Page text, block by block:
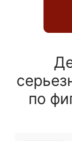
по